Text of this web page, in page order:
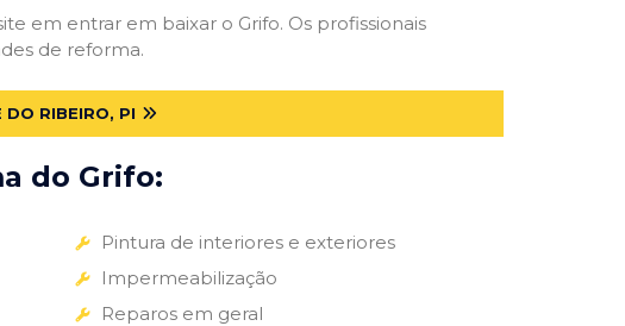
em entrar em baixar o Grifo. Os profissionais
de reforma.
DO RIBEIRO, PI
do Grifo:
Pintura de interiores e exteriores
Impermeabilização
Reparos em geral